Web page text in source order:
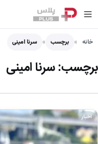
خانه برچسب سرنا امینی
برچسب:سرنا امینی
اخبار